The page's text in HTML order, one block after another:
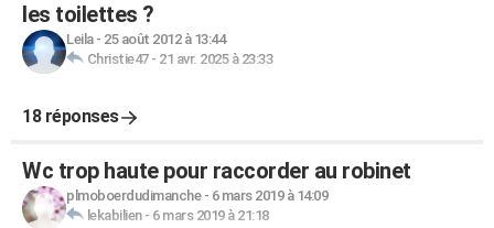
les toilettes ?
Leila- 25 août 2012 à 13:44
Christie47- 21 avr. 2025 à 23:33
18 réponses
Wc trop haute pour raccorder au robinet
plmoboerdudimanche- 6 mars 2019 à 14:09
lekabilien- 6 mars 2019 à 21:18